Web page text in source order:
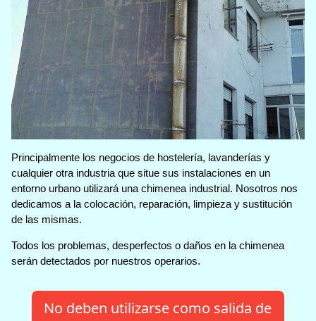
Principalmente los negocios de hostelería, lavanderías y
cualquier otra industria que situe sus instalaciones en un
entorno urbano utilizará una chimenea industrial. Nosotros nos
dedicamos a la colocación, reparación, limpieza y sustitución
de las mismas.
Todos los problemas, desperfectos o daños en la chimenea
serán detectados por nuestros operarios.
No deben utilizarse como salida de